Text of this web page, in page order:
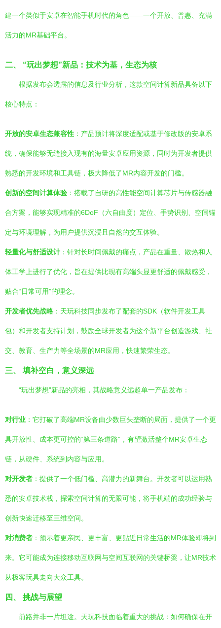
建一个类似于安卓在智能手机时代的角色——一个开放、普惠、充满
活力的MR基础平台。
二、 “玩出梦想”新品：技术为基，生态为核
根据发布会透露的信息及行业分析，这款空间计算新品具备以下
核心特点：
开放的安卓生态兼容性 ：产品预计将深度适配或基于修改版的安卓系
统，确保能够无缝接入现有的海量安卓应用资源，同时为开发者提供
熟悉的开发环境和工具链，极大降低了MR内容开发的门槛。
创新的空间计算体验 ：搭载了自研的高性能空间计算芯片与传感器融
合方案，能够实现精准的6DoF（六自由度）定位、手势识别、空间锚
定与环境理解，为用户提供沉浸且自然的交互体验。
轻量化与舒适设计 ：针对长时间佩戴的痛点，产品在重量、散热和人
体工学上进行了优化，旨在提供比现有高端头显更舒适的佩戴感受，
贴合“日常可用”的理念。
开发者优先战略 ：天玩科技同步发布了配套的SDK（软件开发工具
包）和开发者支持计划，鼓励全球开发者为这个新平台创造游戏、社
交、教育、生产力等全场景的MR应用，快速繁荣生态。
三、 填补空白，意义深远
“玩出梦想”新品的亮相，其战略意义远超单一产品发布：
对行业 ：它打破了高端MR设备由少数巨头垄断的局面，提供了一个更
具开放性、成本更可控的“第三条道路”，有望激活整个MR安卓生态
链，从硬件、系统到内容与应用。
对开发者 ：提供了一个低门槛、高潜力的新舞台。开发者可以运用熟
悉的安卓技术栈，探索空间计算的无限可能，将手机端的成功经验与
创新快速迁移至三维空间。
对消费者 ：预示着更亲民、更丰富、更贴近日常生活的MR体验即将到
来。它可能成为连接移动互联网与空间互联网的关键桥梁，让MR技术
从极客玩具走向大众工具。
四、 挑战与展望
前路并非一片坦途。天玩科技面临着重大的挑战：如何确保在开